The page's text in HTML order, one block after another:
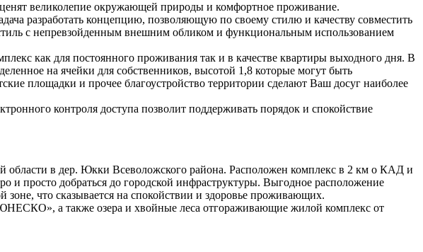
великолепие окружающей природы и комфортное проживание.
разработать концепцию, позволяющую по своему стилю и качеству совместить
с непревзойденным внешним обликом и функциональным использованием
как для постоянного проживания так и в качестве квартиры выходного дня. В
на ячейки для собственников, высотой 1,8 которые могут быть
площадки и прочее благоустройство территории сделают Ваш досуг наиболее
контроля доступа позволит поддерживать порядок и спокойствие
в дер. Юкки Всеволожского района. Расположен комплекс в 2 км о КАД и
и просто добраться до городской инфраструктуры. Выгодное расположение
что сказывается на спокойствии и здоровье проживающих.
а также озера и хвойные леса отгораживающие жилой комплекс от